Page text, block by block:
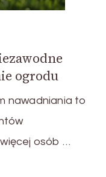
ogrodu
nawadniania to
osób …